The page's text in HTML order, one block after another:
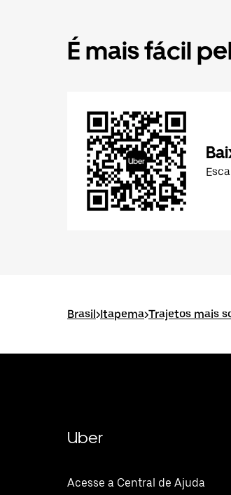
É mais fácil
Brasil>Itapema>Trajetos mais
Uber
Acesse a Central de Ajuda